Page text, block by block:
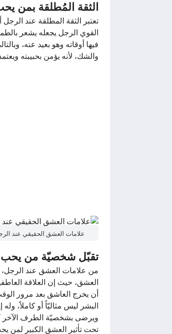
الثقة المُطلقة بمن
تعتبر الثقة المطلقة عند
القوي الرجل يجعله يشعر
فيها أوقاته وهو بعيد عنه،
والشك، لأنه يؤمن بحبيبته
علامات العشق الحقيقي عند
تقبّل شخصيّة من يحب
من علامات العشق عند
العشق، حيث إن العلاقة
أن يخرج العاشق بعد مرور
البشر ليس مثاليّاً أو كاملاً،
ويرضى بشخصيّة الطرف الآخر
تحت تأثير العشق الكبير لمن